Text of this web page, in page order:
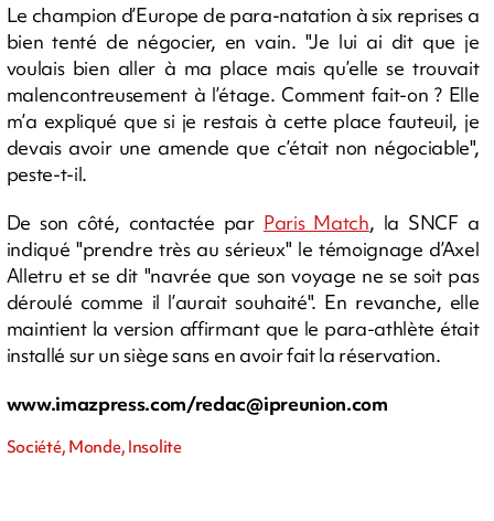
Le champion d’Europe de para-natation à six reprises a
bien tenté de négocier, en vain. "Je lui ai dit que je
voulais bien aller à ma place mais qu’elle se trouvait
malencontreusement à l’étage. Comment fait-on ? Elle
m’a expliqué que si je restais à cette place fauteuil, je
devais avoir une amende que c’était non négociable",
peste-t-il.
De son côté, contactée par Paris Match, la SNCF a
indiqué "prendre très au sérieux" le témoignage d’Axel
Alletru et se dit "navrée que son voyage ne se soit pas
déroulé comme il l’aurait souhaité". En revanche, elle
maintient la version affirmant que le para-athlète était
installé sur un siège sans en avoir fait la réservation.
www.imazpress.com/redac@ipreunion.com
Société, Monde, Insolite